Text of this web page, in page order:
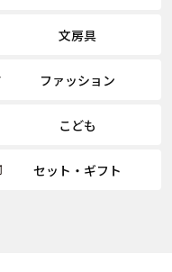
文房具
ファッション
こども
セット・ギフト